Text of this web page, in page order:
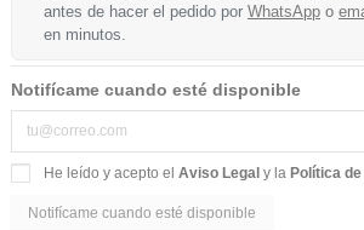
antes de hacer el pedido por WhatsApp o
en minutos.
Notifícame cuando esté disponible
He leído y acepto el Aviso Legal y la Política